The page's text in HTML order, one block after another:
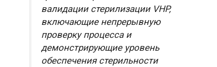
валидации стерилизации VHP,
включающие непрерывную
проверку процесса и
демонстрирующие уровень
обеспечения стерильности